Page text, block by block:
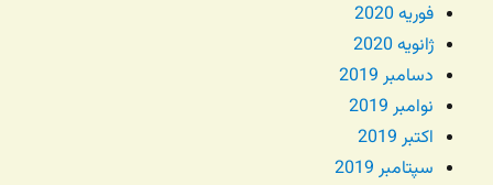
فوریه 2020
ژانویه 2020
دسامبر 2019
نوامبر 2019
اکتبر 2019
سپتامبر 2019